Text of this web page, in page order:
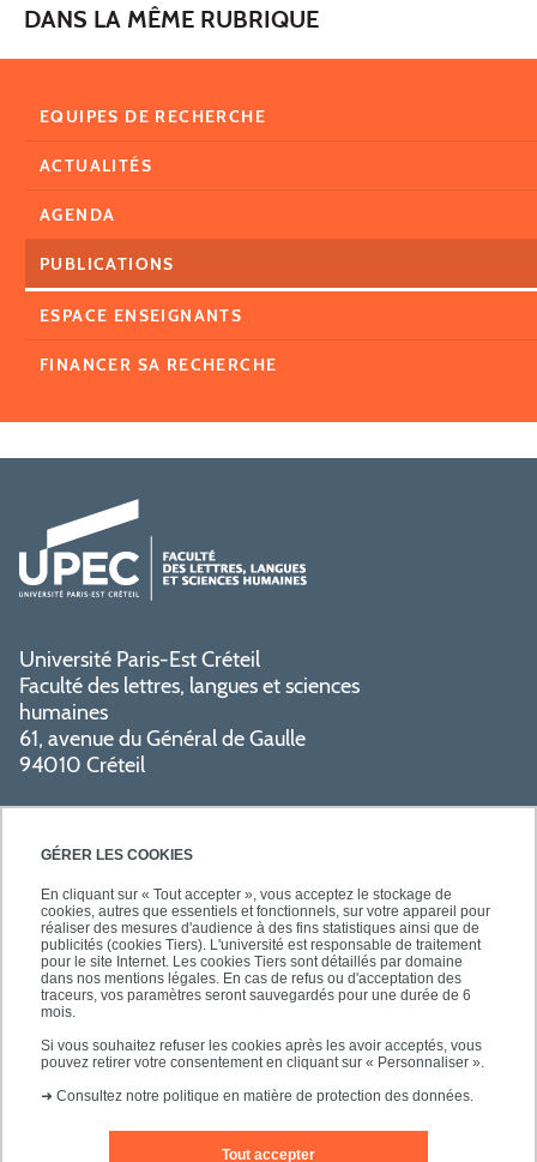
GÉRER LES COOKIES
En cliquant sur « Tout accepter », vous acceptez le stockage de
cookies, autres que essentiels et fonctionnels, sur votre appareil pour
réaliser des mesures d'audience à des fins statistiques ainsi que de
publicités (cookies Tiers). L'université est responsable de traitement
pour le site Internet. Les cookies Tiers sont détaillés par domaine
dans nos mentions légales. En cas de refus ou d'acceptation des
traceurs, vos paramètres seront sauvegardés pour une durée de 6
mois.
Si vous souhaitez refuser les cookies après les avoir acceptés, vous
pouvez retirer votre consentement en cliquant sur « Personnaliser ».
➜ Consultez notre politique en matière de protection des données.
Tout accepter
DANS LA MÊME RUBRIQUE
EQUIPES DE RECHERCHE
ACTUALITÉS
AGENDA
PUBLICATIONS
ESPACE ENSEIGNANTS
FINANCER SA RECHERCHE
Université Paris-Est Créteil
Faculté des lettres, langues et sciences
humaines
61, avenue du Général de Gaulle
94010 Créteil
PRATIQUE
NOS FORMATIONS